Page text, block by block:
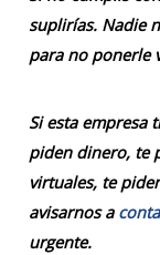
suplirías. Nadie
para no ponerle
Si esta empresa
piden dinero, te
virtuales, te
avisarnos a
urgente.